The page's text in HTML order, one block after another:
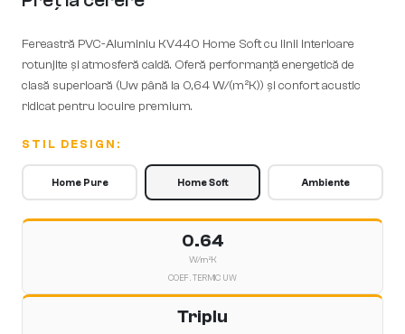
Fereastră PVC-Aluminiu KV440 Home Soft cu linii interioare
rotunjite și atmosferă caldă. Oferă performanță energetică de
clasă superioară (Uw până la 0,64 W/(m²K)) și confort acustic
ridicat pentru locuire premium.
STIL DESIGN:
Home Pure Home Soft Ambiente
0.64
W/m²K
COEF. TERMIC UW
Triplu